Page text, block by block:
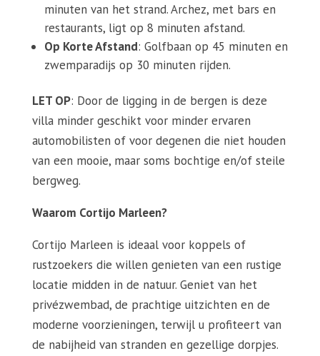
minuten van het strand. Archez, met bars en
restaurants, ligt op 8 minuten afstand.
Op Korte Afstand: Golfbaan op 45 minuten en
zwemparadijs op 30 minuten rijden.
LET OP: Door de ligging in de bergen is deze
villa minder geschikt voor minder ervaren
automobilisten of voor degenen die niet houden
van een mooie, maar soms bochtige en/of steile
bergweg.
Waarom Cortijo Marleen?
Cortijo Marleen is ideaal voor koppels of
rustzoekers die willen genieten van een rustige
locatie midden in de natuur. Geniet van het
privézwembad, de prachtige uitzichten en de
moderne voorzieningen, terwijl u profiteert van
de nabijheid van stranden en gezellige dorpjes.